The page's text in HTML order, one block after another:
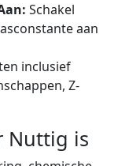
Schakel
aan
inclusief
Z-
Nuttig is